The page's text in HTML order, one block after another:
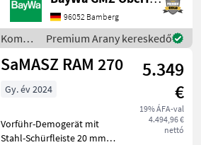
DUPLEX VA1 ELEKTRISCHE
STREUBILDVERSTELLUNG
(ESB)1 ELEKTRISCHE
STREUKONTROLLE (ESK)1
ERSTMONTAGE AM
FAHRZEUG1 KUPPL
96052 Bamberg
Kommunális
gépek /
Kugelmann
Premium Arany kereskedő
SaMASZ RAM 270
5.349
€
19% ÁFA-val
4.494,96 €
nettó
Gy. év 2024
Vorführ-Demogerät mit
Stahl-Schürfleiste 20 mm